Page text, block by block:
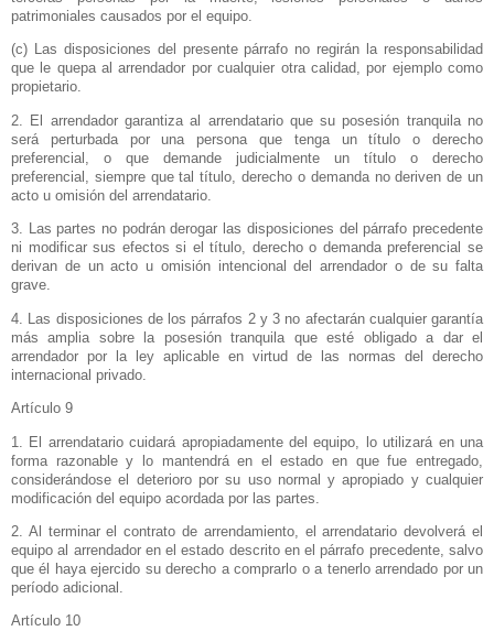
patrimoniales causados por el equipo.
(c) Las disposiciones del presente párrafo no regirán la responsabilidad
que le quepa al arrendador por cualquier otra calidad, por ejemplo como
propietario.
2. El arrendador garantiza al arrendatario que su posesión tranquila no
será perturbada por una persona que tenga un título o derecho
preferencial, o que demande judicialmente un título o derecho
preferencial, siempre que tal título, derecho o demanda no deriven de un
acto u omisión del arrendatario.
3. Las partes no podrán derogar las disposiciones del párrafo precedente
ni modificar sus efectos si el título, derecho o demanda preferencial se
derivan de un acto u omisión intencional del arrendador o de su falta
grave.
4. Las disposiciones de los párrafos 2 y 3 no afectarán cualquier garantía
más amplia sobre la posesión tranquila que esté obligado a dar el
arrendador por la ley aplicable en virtud de las normas del derecho
internacional privado.
Artículo 9
1. El arrendatario cuidará apropiadamente del equipo, lo utilizará en una
forma razonable y lo mantendrá en el estado en que fue entregado,
considerándose el deterioro por su uso normal y apropiado y cualquier
modificación del equipo acordada por las partes.
2. Al terminar el contrato de arrendamiento, el arrendatario devolverá el
equipo al arrendador en el estado descrito en el párrafo precedente, salvo
que él haya ejercido su derecho a comprarlo o a tenerlo arrendado por un
período adicional.
Artículo 10